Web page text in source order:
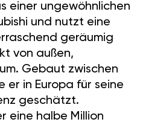
einer ungewöhnlichen
und nutzt eine
geräumig
von außen,
Gebaut zwischen
er in Europa für seine
geschätzt.
eine halbe Million